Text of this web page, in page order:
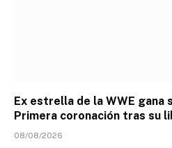
Ex estrella de la WWE gana
Primera coronación tras su
08/08/2026